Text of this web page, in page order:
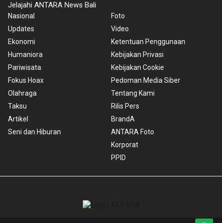
Jelajahi ANTARA News Bali
Nasional
Updates
Ekonomi
Humaniora
Pariwisata
Fokus Hoax
Olahraga
Taksu
Artikel
Seni dan Hiburan
Foto
Video
Ketentuan Penggunaan
Kebijakan Privasi
Kebijakan Cookie
Pedoman Media Siber
Tentang Kami
Rilis Pers
BrandA
ANTARA Foto
Korporat
PPID